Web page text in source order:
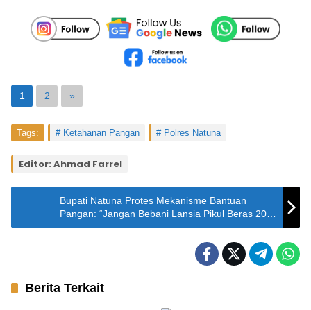
1 2 »
Tags: Ketahanan Pangan Polres Natuna
Editor: Ahmad Farrel
Bupati Natuna Protes Mekanisme Bantuan
Pangan: “Jangan Bebani Lansia Pikul Beras 20
Kg!”
Berita Terkait
Natuna